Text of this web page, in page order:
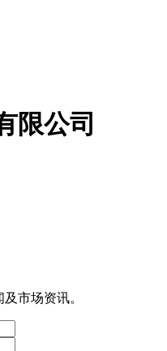
限公司
市场资讯。